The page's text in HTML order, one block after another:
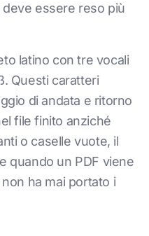
essere reso più
latino con tre vocali
Questi caratteri
di andata e ritorno
file finito anziché
o caselle vuote, il
quando un PDF viene
ha mai portato i